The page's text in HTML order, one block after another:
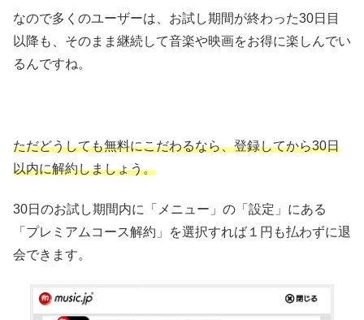
なので多くのユーザーは、お試し期間が終わった30日目
以降も、そのまま継続して音楽や映画をお得に楽しんでい
るんですね。
ただどうしても無料にこだわるなら、登録してから30日
以内に解約しましょう。
30日のお試し期間内に「メニュー」の「設定」にある
「プレミアムコース解約」を選択すれば１円も払わずに退
会できます。